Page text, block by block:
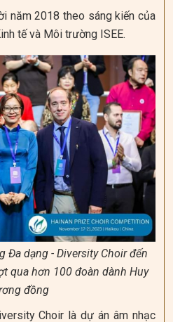
năm 2018 theo sáng kiến của
tế và Môi trường ISEE.
Đa dạng - Diversity Choir đến
qua hơn 100 đoàn dành Huy
đồng
Choir là dự án âm nhạc